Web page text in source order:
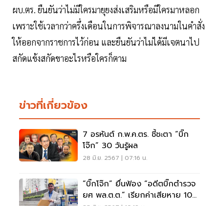
ผบ.ตร. ยืนยันว่าไม่มีใครมายุยงส่งเสริมหรือมีใครมาหลอก
เพราะใช้เวลากว่าครึ่งเดือนในการพิจารณาลงนามในคำสั่ง
ให้ออกจากราชการไว้ก่อน และยืนยันว่าไม่ได้มีเจตนาไป
สกัดแข้งสกัดขาอะไรหรือใครก็ตาม
ข่าวที่เกี่ยวข้อง
7 อรหันต์ ก.พ.ค.ตร. ชี้ชะตา “บิ๊ก
โจ๊ก” 30 วันรู้ผล
28 มิ.ย. 2567 | 07:16 น.
“บิ๊กโจ๊ก” ยื่นฟ้อง “อดีตบิ๊กตำรวจ
ยศ พล.ต.ต.” เรียกค่าเสียหาย 10